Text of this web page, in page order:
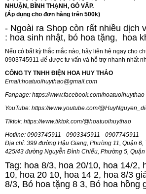
NHUẬN, BÌNH THẠNH, GÒ VẤP.
(Áp dụng cho đơn hàng trên 500k)
- Ngoài ra Shop còn rất nhiều dịch
: hoa sinh nhật, bó hoa tặng, hoa
Nếu có bất kỳ thắc mắc nào, hãy liên hệ ngay cho
0903745911 để được tư vấn và hỗ trợ nhanh nhất
CÔNG TY TNHH ĐIỆN HOA HUY THẢO
Email:hoatuoihuythao@gmail.com
Fanpage: https://www.facebook.com/hoatuoihuythao
YouTube: https://www.youtube.com/
Tiktok: https://www.tiktok.com/@hoatuoihuythao
Hotline: 0903745911 - 0903345911 - 0907745911
Địa chỉ: 399 đường Hậu Giang, Phường 11, Quận 6,
425/43 đường Nguyễn Đình Chiểu, Phường 5, Quận
Tag: hoa 8/3, hoa 20/10, hoa 14/2,
10, hoa 20 10, hoa 14 2, hoa 8/3
8/3, Bó hoa tặng 8 3, Bó hoa hồng